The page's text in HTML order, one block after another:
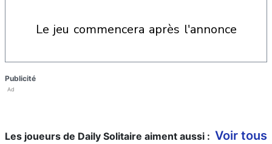
le jeu commencera après l'annonce
Publicité
Ad
Les joueurs de Daily Solitaire aiment aussi : Voir tous